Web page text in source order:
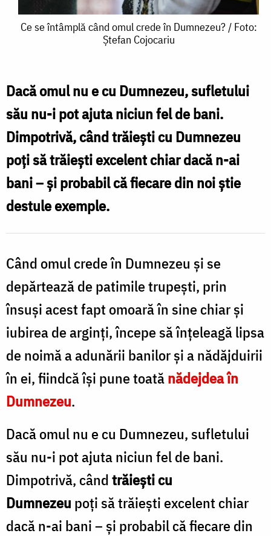
Ce
când
omul
crede
în
Dumnezeu?
Foto:
Ștefan
Cojocariu
Ce se întâmplă când omul crede în Dumnezeu? / Foto:
Ștefan Cojocariu
Dacă omul nu e cu Dumnezeu, sufletului
său nu-i pot ajuta niciun fel de bani.
Dimpotrivă, când trăiești cu Dumnezeu
poți să trăiești excelent chiar dacă n-ai
bani – și probabil că fiecare din noi știe
destule exemple.
Când omul crede în Dumnezeu și se
depărtează de patimile trupești, prin
însuși acest fapt omoară în sine chiar și
iubirea de arginți, începe să înțeleagă lipsa
de noimă a adunării banilor și a nădăjduirii
în ei, fiindcă își pune toatănădejdea în
Dumnezeu.
Dacă omul nu e cu Dumnezeu, sufletului
său nu-i pot ajuta niciun fel de bani.
Dimpotrivă, cândtrăiești cu
Dumnezeu poți să trăiești excelent chiar
dacă n-ai bani – și probabil că fiecare din